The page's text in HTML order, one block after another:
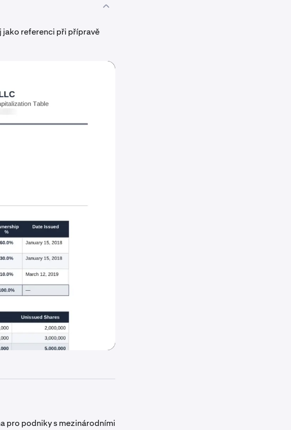
jako referenci při přípravě
pro podniky s mezinárodními